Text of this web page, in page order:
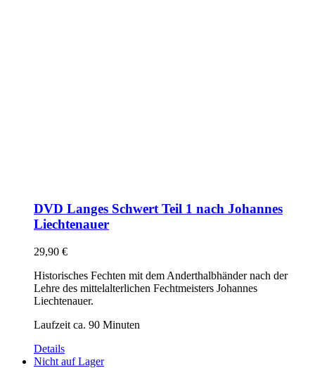
DVD Langes Schwert Teil 1 nach Johannes
Liechtenauer
29,90 €
Historisches Fechten mit dem Anderthalbhänder nach der
Lehre des mittelalterlichen Fechtmeisters Johannes
Liechtenauer.
Laufzeit ca. 90 Minuten
Details
Nicht auf Lager